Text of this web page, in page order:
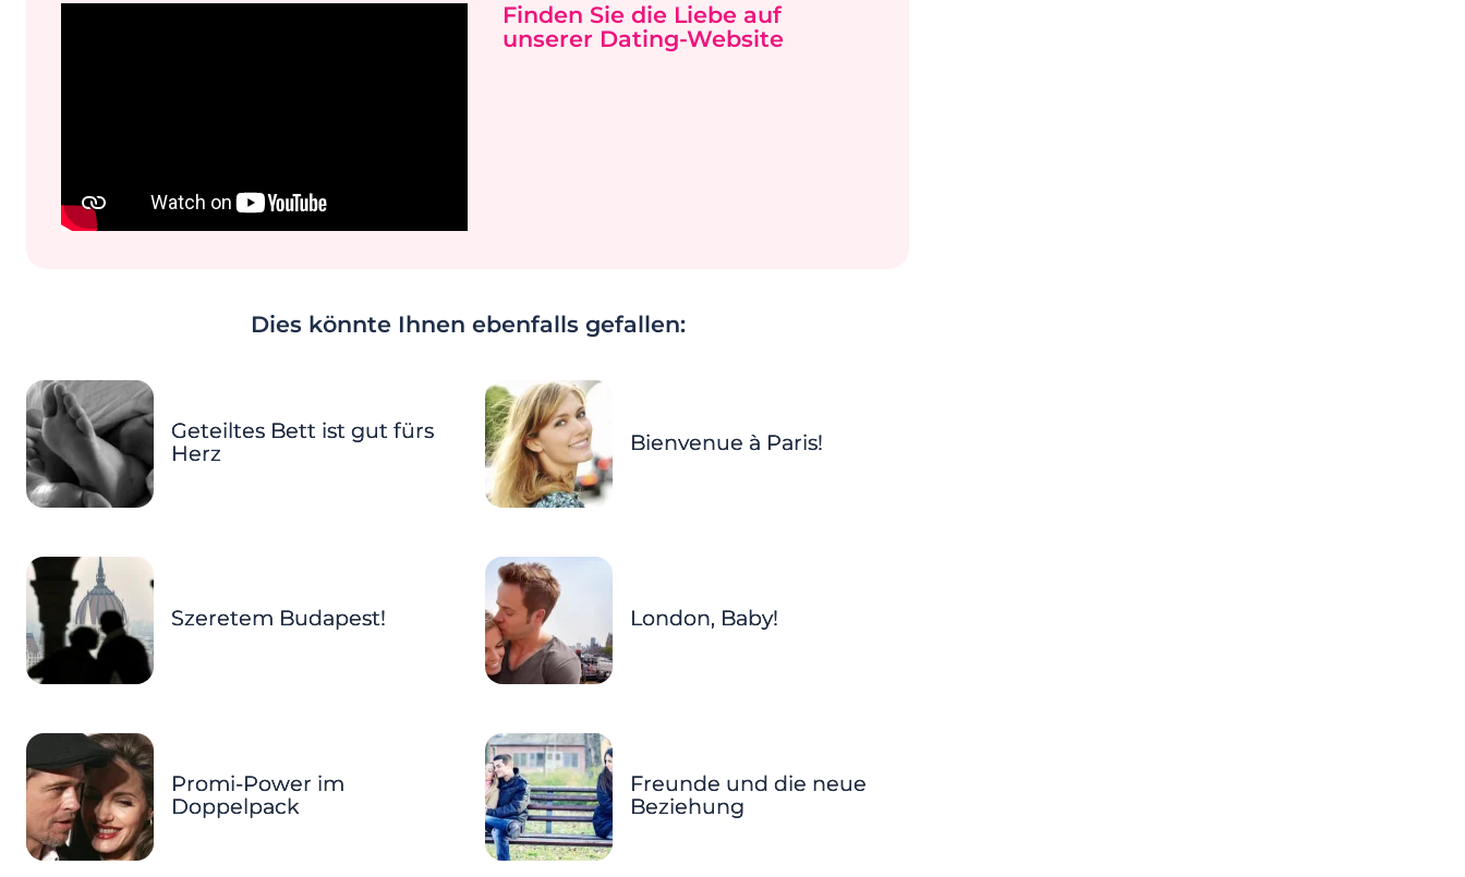
Finden Sie die Liebe auf
unserer Dating-Website
Dies könnte Ihnen ebenfalls gefallen:
Geteiltes Bett ist gut fürs
Herz
Bienvenue à Paris!
Szeretem Budapest! London, Baby!
Promi-Power im
Doppelpack
Freunde und die neue
Beziehung